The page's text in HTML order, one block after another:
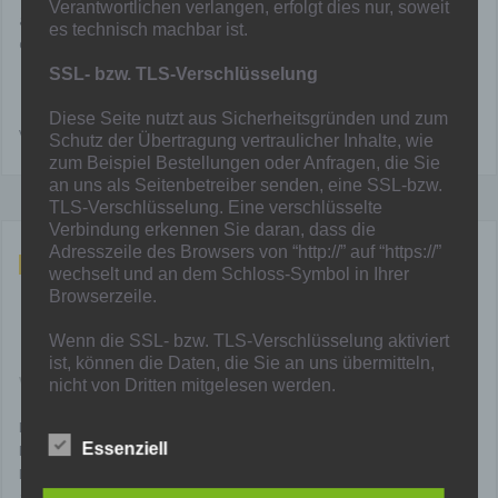
auf Fussball hat, kann sich in der Löwenschenke aufwärmen und
dort ab 14:00Uhr den MSV schauen.
Viel Erfolg allen Mannschaften
Nov. 18, 2025
Kreispokal Senioren gegen Buchholz,
D gegen Dinslaken
Von Mainka in Allgemein,Nachwuchs,News
Das Achtelfinale im Kreispokal wurden ausgelost. Die erste
Mannschaft der Löwen muss am 18.01.26 beim Tabellenelften der
Bezirksliga, TuS Viktoria Buchholz, antreten. Anstoß ist um 15 Uhr
Verantwortlichen verlangen, erfolgt dies nur, soweit
es technisch machbar ist.
SSL- bzw. TLS-Verschlüsselung
Diese Seite nutzt aus Sicherheitsgründen und zum
Schutz der Übertragung vertraulicher Inhalte, wie
zum Beispiel Bestellungen oder Anfragen, die Sie
an uns als Seitenbetreiber senden, eine SSL-bzw.
TLS-Verschlüsselung. Eine verschlüsselte
Verbindung erkennen Sie daran, dass die
Adresszeile des Browsers von “http://” auf “https://”
wechselt und an dem Schloss-Symbol in Ihrer
Browserzeile.
Wenn die SSL- bzw. TLS-Verschlüsselung aktiviert
ist, können die Daten, die Sie an uns übermitteln,
nicht von Dritten mitgelesen werden.
Auskunft, Sperrung, Löschung
Essenziell